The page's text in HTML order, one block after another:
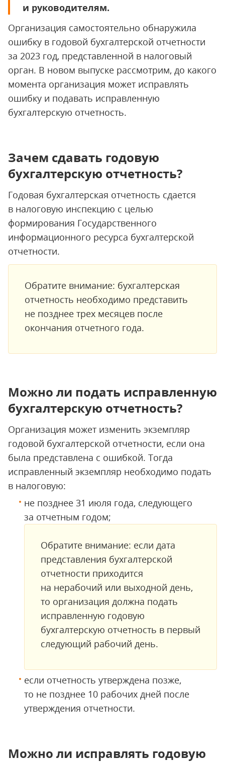
и руководителям.
Организация самостоятельно обнаружила
ошибку в годовой бухгалтерской отчетности
за 2023 год, представленной в налоговый
орган. В новом выпуске рассмотрим, до какого
момента организация может исправлять
ошибку и подавать исправленную
бухгалтерскую отчетность.
Зачем сдавать годовую
бухгалтерскую отчетность?
Годовая бухгалтерская отчетность сдается
в налоговую инспекцию с целью
формирования Государственного
информационного ресурса бухгалтерской
отчетности.
Обратите внимание: бухгалтерская
отчетность необходимо представить
не позднее трех месяцев после
окончания отчетного года.
Можно ли подать исправленную
бухгалтерскую отчетность?
Организация может изменить экземпляр
годовой бухгалтерской отчетности, если она
была представлена с ошибкой. Тогда
исправленный экземпляр необходимо подать
в налоговую:
не позднее 31 июля года, следующего
за отчетным годом;
Обратите внимание: если дата
представления бухгалтерской
отчетности приходится
на нерабочий или выходной день,
то организация должна подать
исправленную годовую
бухгалтерскую отчетность в первый
следующий рабочий день.
если отчетность утверждена позже,
то не позднее 10 рабочих дней после
утверждения отчетности.
Можно ли исправлять годовую